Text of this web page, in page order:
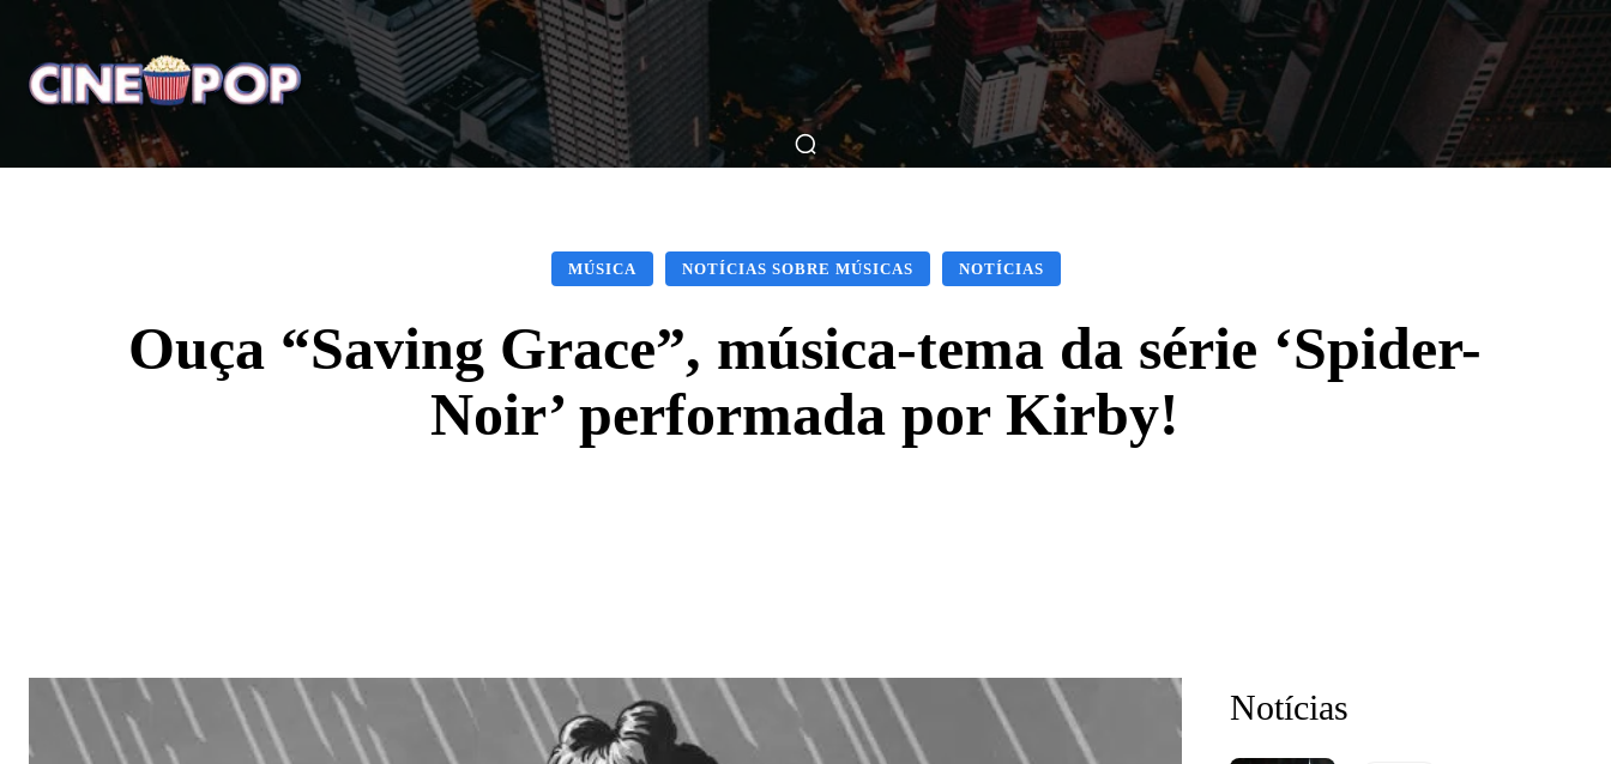
Home Notícias Críticas Breve Nos Cinemas Matérias Nos Cinemas Filmes Séries Música Gênero
MÚSICA NOTÍCIAS SOBRE MÚSICAS NOTÍCIAS
Ouça “Saving Grace”, música-tema da série ‘Spider-
Noir’ performada por Kirby!
Notícias